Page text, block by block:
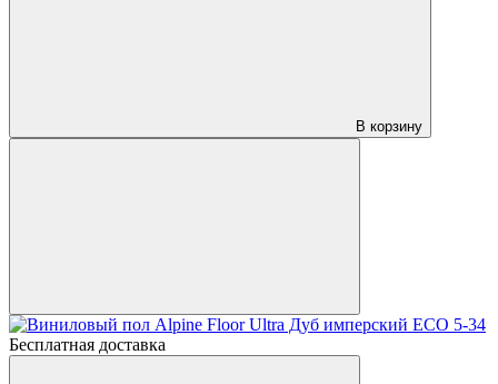
В корзину
Бесплатная доставка